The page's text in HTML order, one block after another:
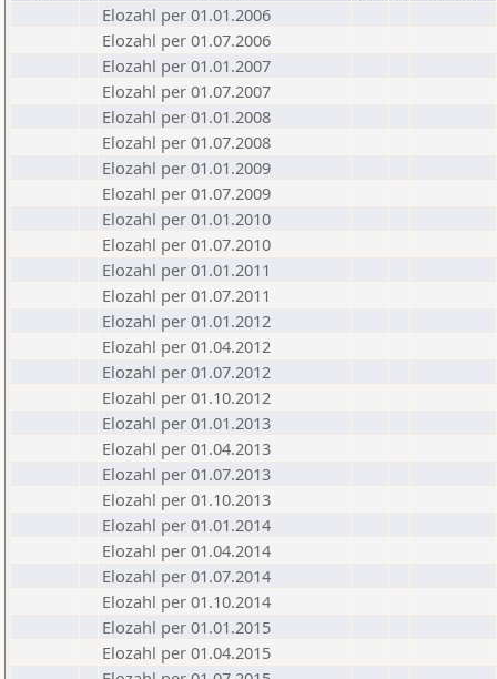
Elozahl per 01.01.2006
Elozahl per 01.07.2006
Elozahl per 01.01.2007
Elozahl per 01.07.2007
Elozahl per 01.01.2008
Elozahl per 01.07.2008
Elozahl per 01.01.2009
Elozahl per 01.07.2009
Elozahl per 01.01.2010
Elozahl per 01.07.2010
Elozahl per 01.01.2011
Elozahl per 01.07.2011
Elozahl per 01.01.2012
Elozahl per 01.04.2012
Elozahl per 01.07.2012
Elozahl per 01.10.2012
Elozahl per 01.01.2013
Elozahl per 01.04.2013
Elozahl per 01.07.2013
Elozahl per 01.10.2013
Elozahl per 01.01.2014
Elozahl per 01.04.2014
Elozahl per 01.07.2014
Elozahl per 01.10.2014
Elozahl per 01.01.2015
Elozahl per 01.04.2015